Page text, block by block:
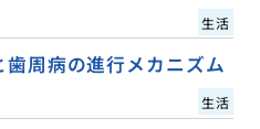
生活
周病の進行メカニズム
生活